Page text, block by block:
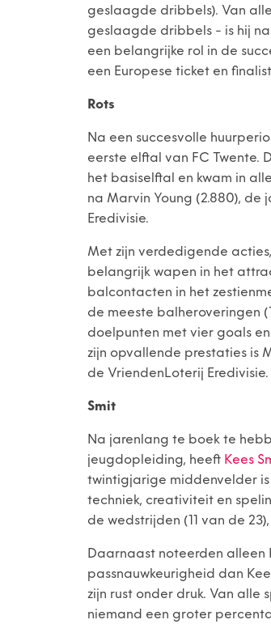
geslaagde dribbels). Van
geslaagde dribbels - is hij
een belangrijke rol in de
een Europese ticket en
Rots
Na een succesvolle
eerste elftal van FC Twente.
het basiselftal en kwam in
na Marvin Young (2.880),
Eredivisie.
Met zijn verdedigende
belangrijk wapen in het
balcontacten in het
de meeste balheroveringen
doelpunten met vier goals
zijn opvallende prestaties is
de VriendenLoterij Eredivisie.
Smit
Na jarenlang te boek te
jeugdopleiding, heeft Kees
twintigjarige middenvelder
techniek, creativiteit en
de wedstrijden (11 van de
Daarnaast noteerden alleen
passnauwkeurigheid dan
zijn rust onder druk. Van alle
niemand een groter